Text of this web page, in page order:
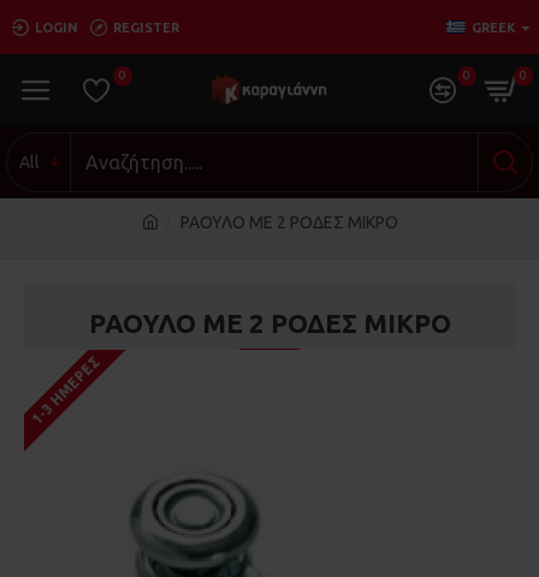
LOGIN REGISTER GREEK
0 0 0
All
ΡΑΟΥΛΟ ΜΕ 2 ΡΟΔΕΣ ΜΙΚΡΟ
ΡΑΟΥΛΟ ΜΕ 2 ΡΟΔΕΣ ΜΙΚΡΟ
1-3 ΗΜΈΡΕΣ